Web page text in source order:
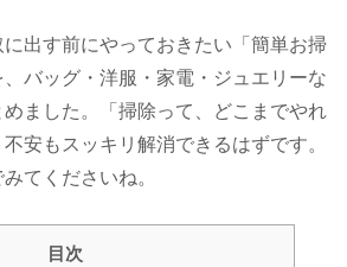
出す前にやっておきたい「簡単お掃
バッグ・洋服・家電・ジュエリーな
ました。「掃除って、どこまでやれ
安もスッキリ解消できるはずです。
てくださいね。
目次